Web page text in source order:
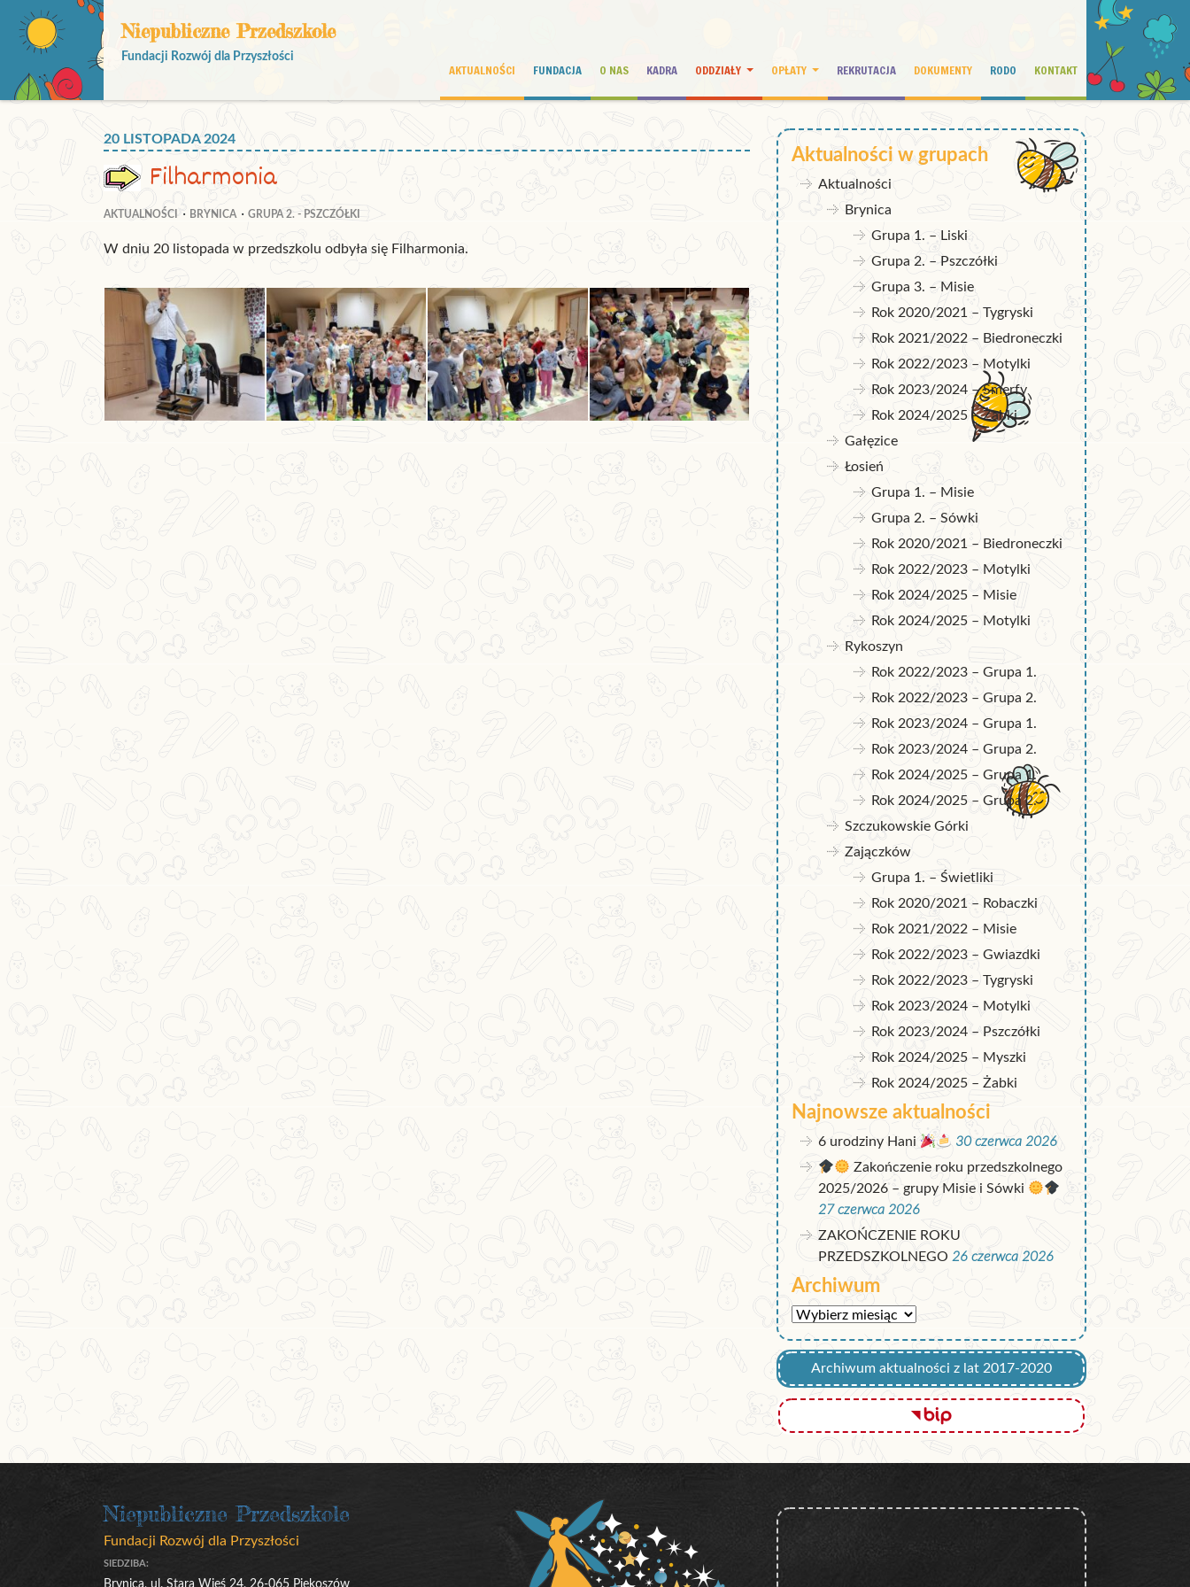
Niepubliczne Przedszkole
Fundacji Rozwój dla Przyszłości
AKTUALNOŚCI FUNDACJA O NAS KADRA ODDZIAŁY OPŁATY REKRUTACJA DOKUMENTY RODO KONTAKT
20 LISTOPADA 2024
Filharmonia
AKTUALNOŚCI BRYNICA GRUPA 2. - PSZCZÓŁKI
W dniu 20 listopada w przedszkolu odbyła się Filharmonia.
Aktualności w grupach
Aktualności
Brynica
Grupa 1. – Liski
Grupa 2. – Pszczółki
Grupa 3. – Misie
Rok 2020/2021 – Tygryski
Rok 2021/2022 – Biedroneczki
Rok 2022/2023 – Motylki
Rok 2023/2024 – Smerfy
Rok 2024/2025 – Żabki
Gałęzice
Łosień
Grupa 1. – Misie
Grupa 2. – Sówki
Rok 2020/2021 – Biedroneczki
Rok 2022/2023 – Motylki
Rok 2024/2025 – Misie
Rok 2024/2025 – Motylki
Rykoszyn
Rok 2022/2023 – Grupa 1.
Rok 2022/2023 – Grupa 2.
Rok 2023/2024 – Grupa 1.
Rok 2023/2024 – Grupa 2.
Rok 2024/2025 – Grupa 1.
Rok 2024/2025 – Grupa 2.
Szczukowskie Górki
Zajączków
Grupa 1. – Świetliki
Rok 2020/2021 – Robaczki
Rok 2021/2022 – Misie
Rok 2022/2023 – Gwiazdki
Rok 2022/2023 – Tygryski
Rok 2023/2024 – Motylki
Rok 2023/2024 – Pszczółki
Rok 2024/2025 – Myszki
Rok 2024/2025 – Żabki
Najnowsze aktualności
6 urodziny Hani
30 czerwca 2026
Zakończenie roku przedszkolnego
2025/2026 – grupy Misie i Sówki
27 czerwca 2026
ZAKOŃCZENIE ROKU
PRZEDSZKOLNEGO 26 czerwca 2026
Archiwum
Archiwum
Archiwum aktualności z lat 2017-2020
Niepubliczne Przedszkole
Fundacji Rozwój dla Przyszłości
SIEDZIBA:
Brynica, ul. Stara Wieś 24, 26-065 Piekoszów